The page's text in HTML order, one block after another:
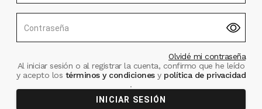
Contraseña
Olvidé mi contraseña
Al iniciar sesión o al registrar la cuenta, confirmo que he leído
y acepto los términos y condiciones ypolítica de privacidad
.
INICIAR SESIÓN